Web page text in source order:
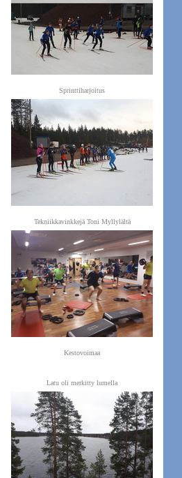
Sprinttiharjoitus
Tekniikkavinkkejä Toni Myllylältä
Kestovoimaa
Latu oli merkitty lumella